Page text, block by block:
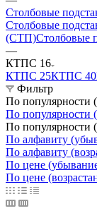
Столбовые
Столбовые
(СТП)Столбовые
—
КТПС 16
КТПС 25КТПС 40
Фильтр
По популярности
По популярности
По популярности
По алфавиту
По алфавиту
По цене
По цене